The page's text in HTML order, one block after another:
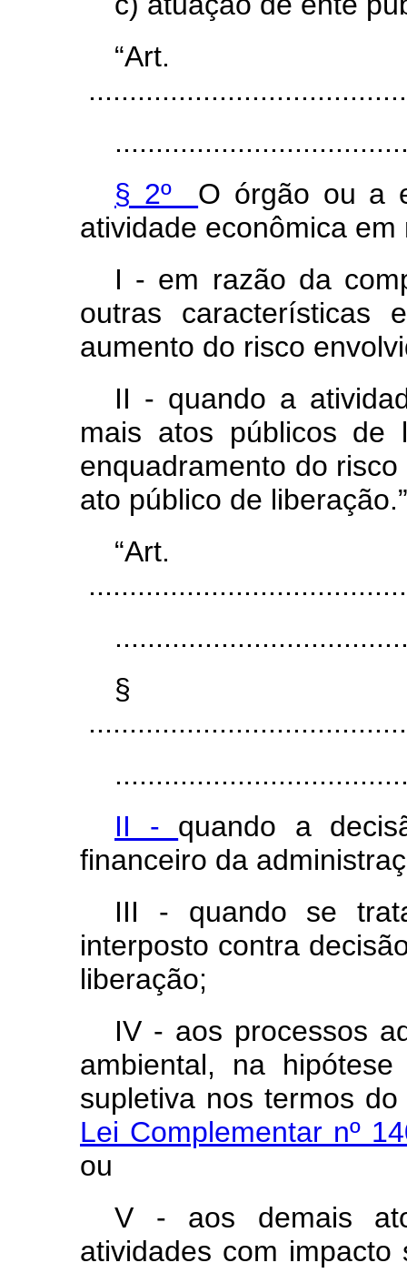
§ 2º O órgão ou a
atividade econômica
I - em razão da
outras características
aumento do risco
II - quando a
mais atos públicos de
enquadramento do
ato público de
§
II - quando a
financeiro da
III - quando se
interposto contra
liberação;
IV - aos processos
ambiental, na
supletiva nos termos
Lei Complementar nº
ou
V - aos demais
atividades com impacto